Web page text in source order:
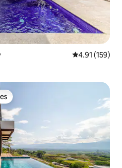
Calificación
4.91 (159)
huéspedes